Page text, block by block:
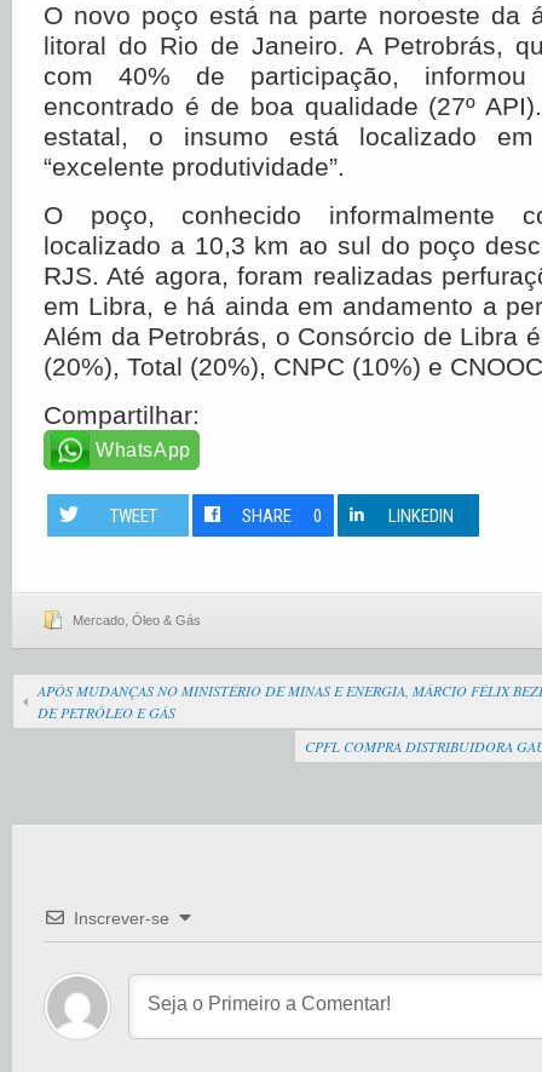
O novo poço está na parte noroeste da
litoral do Rio de Janeiro. A Petrobrás,
com 40% de participação,
encontrado é de boa qualidade (27º
estatal, o insumo está localizado em
“excelente produtividade”.
O poço, conhecido informalmente
localizado a 10,3 km ao sul do poço
RJS. Até agora, foram realizadas
em Libra, e há ainda em andamento a
Além da Petrobrás, o Consórcio de Libra
(20%), Total (20%), CNPC (10%) e
Compartilhar:
WhatsApp
TWEET SHARE 0 LINKEDIN
Mercado Óleo & Gás
APÓS MUDANÇAS NO MINISTÉRIO DE MINAS E ENERGIA, MÁRCIO FÉLIX
DE PETRÓLEO E GÁS
CPFL COMPRA DISTRIBUIDORA
Inscrever-se